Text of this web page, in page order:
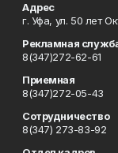
Адрес
г. Уфа, ул. 50 лет
Рекламная
8(347)272-62-61
Приемная
8(347)272-05-43
Сотрудничество
8(347) 273-83-92